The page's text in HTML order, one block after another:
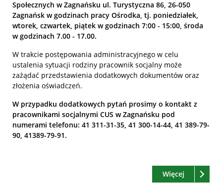
Społecznych w Zagnańsku ul. Turystyczna 86, 26-050
Zagnańsk w godzinach pracy Ośrodka, tj. poniedziałek,
wtorek, czwartek, piątek w godzinach 7:00 - 15:00, środa
w godzinach 7.00 - 17.00.
W trakcie postępowania administracyjnego w celu
ustalenia sytuacji rodziny pracownik socjalny może
zażądać przedstawienia dodatkowych dokumentów oraz
złożenia oświadczeń.
W przypadku dodatkowych pytań prosimy o kontakt z
pracownikami socjalnymi CUS w Zagnańsku pod
numerami telefonu: 41 311-31-35, 41 300-14-44, 41 389-79-
90, 41389-79-91.
Czytaj
Więcej o: